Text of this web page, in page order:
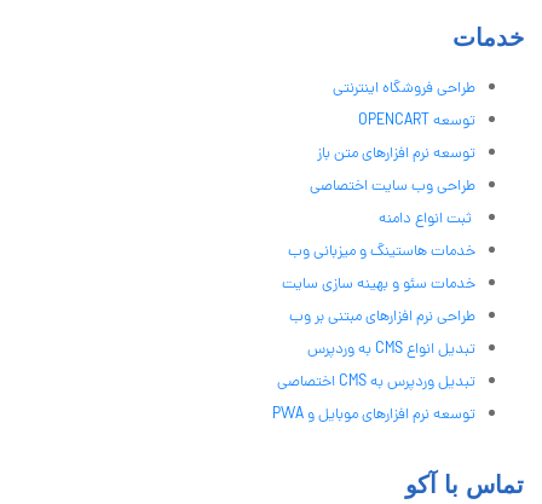
خدمات
طراحی فروشگاه اینترنتی
توسعه OPENCART
توسعه نرم افزارهای متن باز
طراحی وب سایت اختصاصی
ثبت انواع دامنه
خدمات هاستینگ و میزبانی وب
خدمات سئو و بهینه سازی سایت
طراحی نرم افزارهای مبتنی بر وب
تبدیل انواع CMS به وردپرس
تبدیل وردپرس به CMS اختصاصی
توسعه نرم افزارهای موبایل و PWA
تماس با آکو